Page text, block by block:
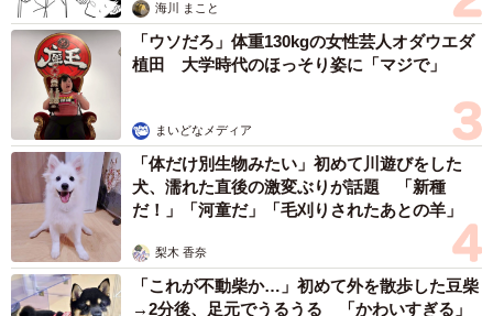
海川 まこと
「ウソだろ」体重130kgの女性芸人オダウエダ
植田 大学時代のほっそり姿に「マジで」
まいどなメディア
「体だけ別生物みたい」初めて川遊びをした
犬、濡れた直後の激変ぶりが話題 「新種
だ！」「河童だ」「毛刈りされたあとの羊」
梨木 香奈
「これが不動柴か…」初めて外を散歩した豆柴
→2分後、足元でうるうる 「かわいすぎる」